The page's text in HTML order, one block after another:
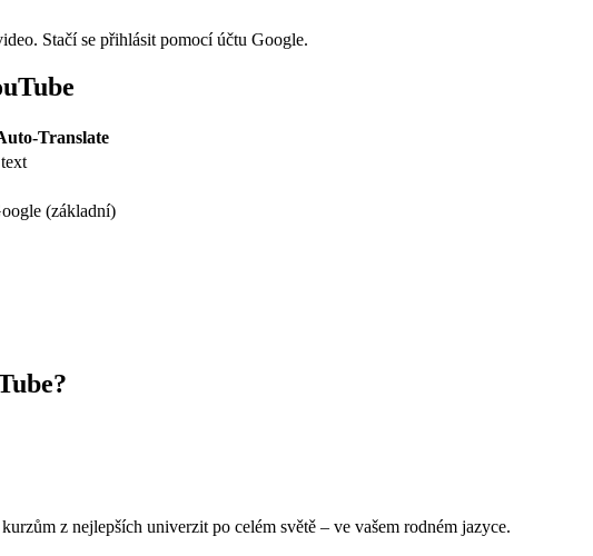
Stačí se přihlásit pomocí účtu Google.
Translate
(základní)
z nejlepších univerzit po celém světě – ve vašem rodném jazyce.